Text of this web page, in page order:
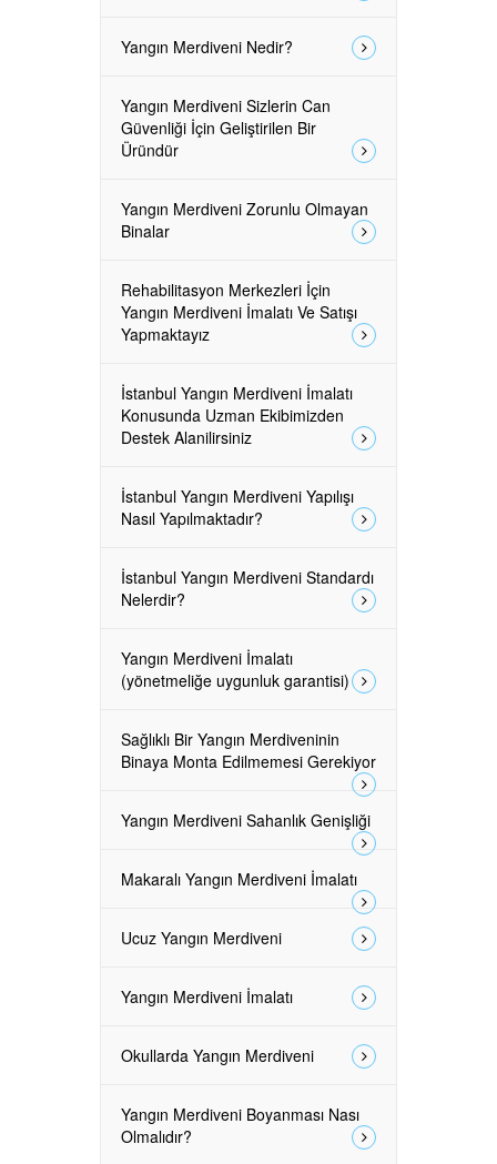
Yangın Merdiveni Nedir?
Yangın Merdiveni Sizlerin Can
Güvenliği İçin Geliştirilen Bir
Üründür
Yangın Merdiveni Zorunlu Olmayan
Binalar
Rehabilitasyon Merkezleri İçin
Yangın Merdiveni İmalatı Ve Satışı
Yapmaktayız
İstanbul Yangın Merdiveni İmalatı
Konusunda Uzman Ekibimizden
Destek Alanilirsiniz
İstanbul Yangın Merdiveni Yapılışı
Nasıl Yapılmaktadır?
İstanbul Yangın Merdiveni Standardı
Nelerdir?
Yangın Merdiveni İmalatı
(yönetmeliğe uygunluk garantisi)
Sağlıklı Bir Yangın Merdiveninin
Binaya Monta Edilmemesi Gerekiyor
Yangın Merdiveni Sahanlık Genişliği
Makaralı Yangın Merdiveni İmalatı
Ucuz Yangın Merdiveni
Yangın Merdiveni İmalatı
Okullarda Yangın Merdiveni
Yangın Merdiveni Boyanması Nası
Olmalıdır?